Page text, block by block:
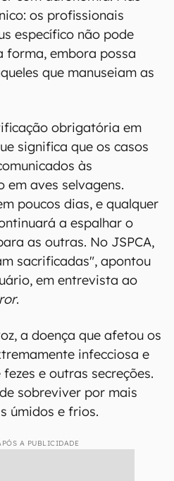
os profissionais
específico não pode
forma, embora possa
que manuseiam as
obrigatória em
significa que os casos
às
aves selvagens.
poucos dias, e qualquer
a espalhar o
as outras. No JSPCA,
sacrificadas", apontou
em entrevista ao
.
a doença que afetou os
infecciosa e
e outras secreções.
sobreviver por mais
úmidos e frios.
A PUBLICIDADE